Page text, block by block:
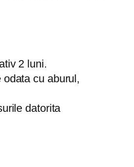
2 luni.
cu aburul,
datorita